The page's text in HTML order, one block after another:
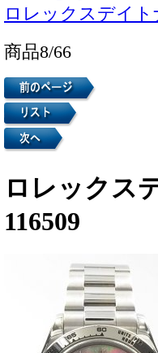
ロレックスデイト
商品8/66
ロレックス
116509